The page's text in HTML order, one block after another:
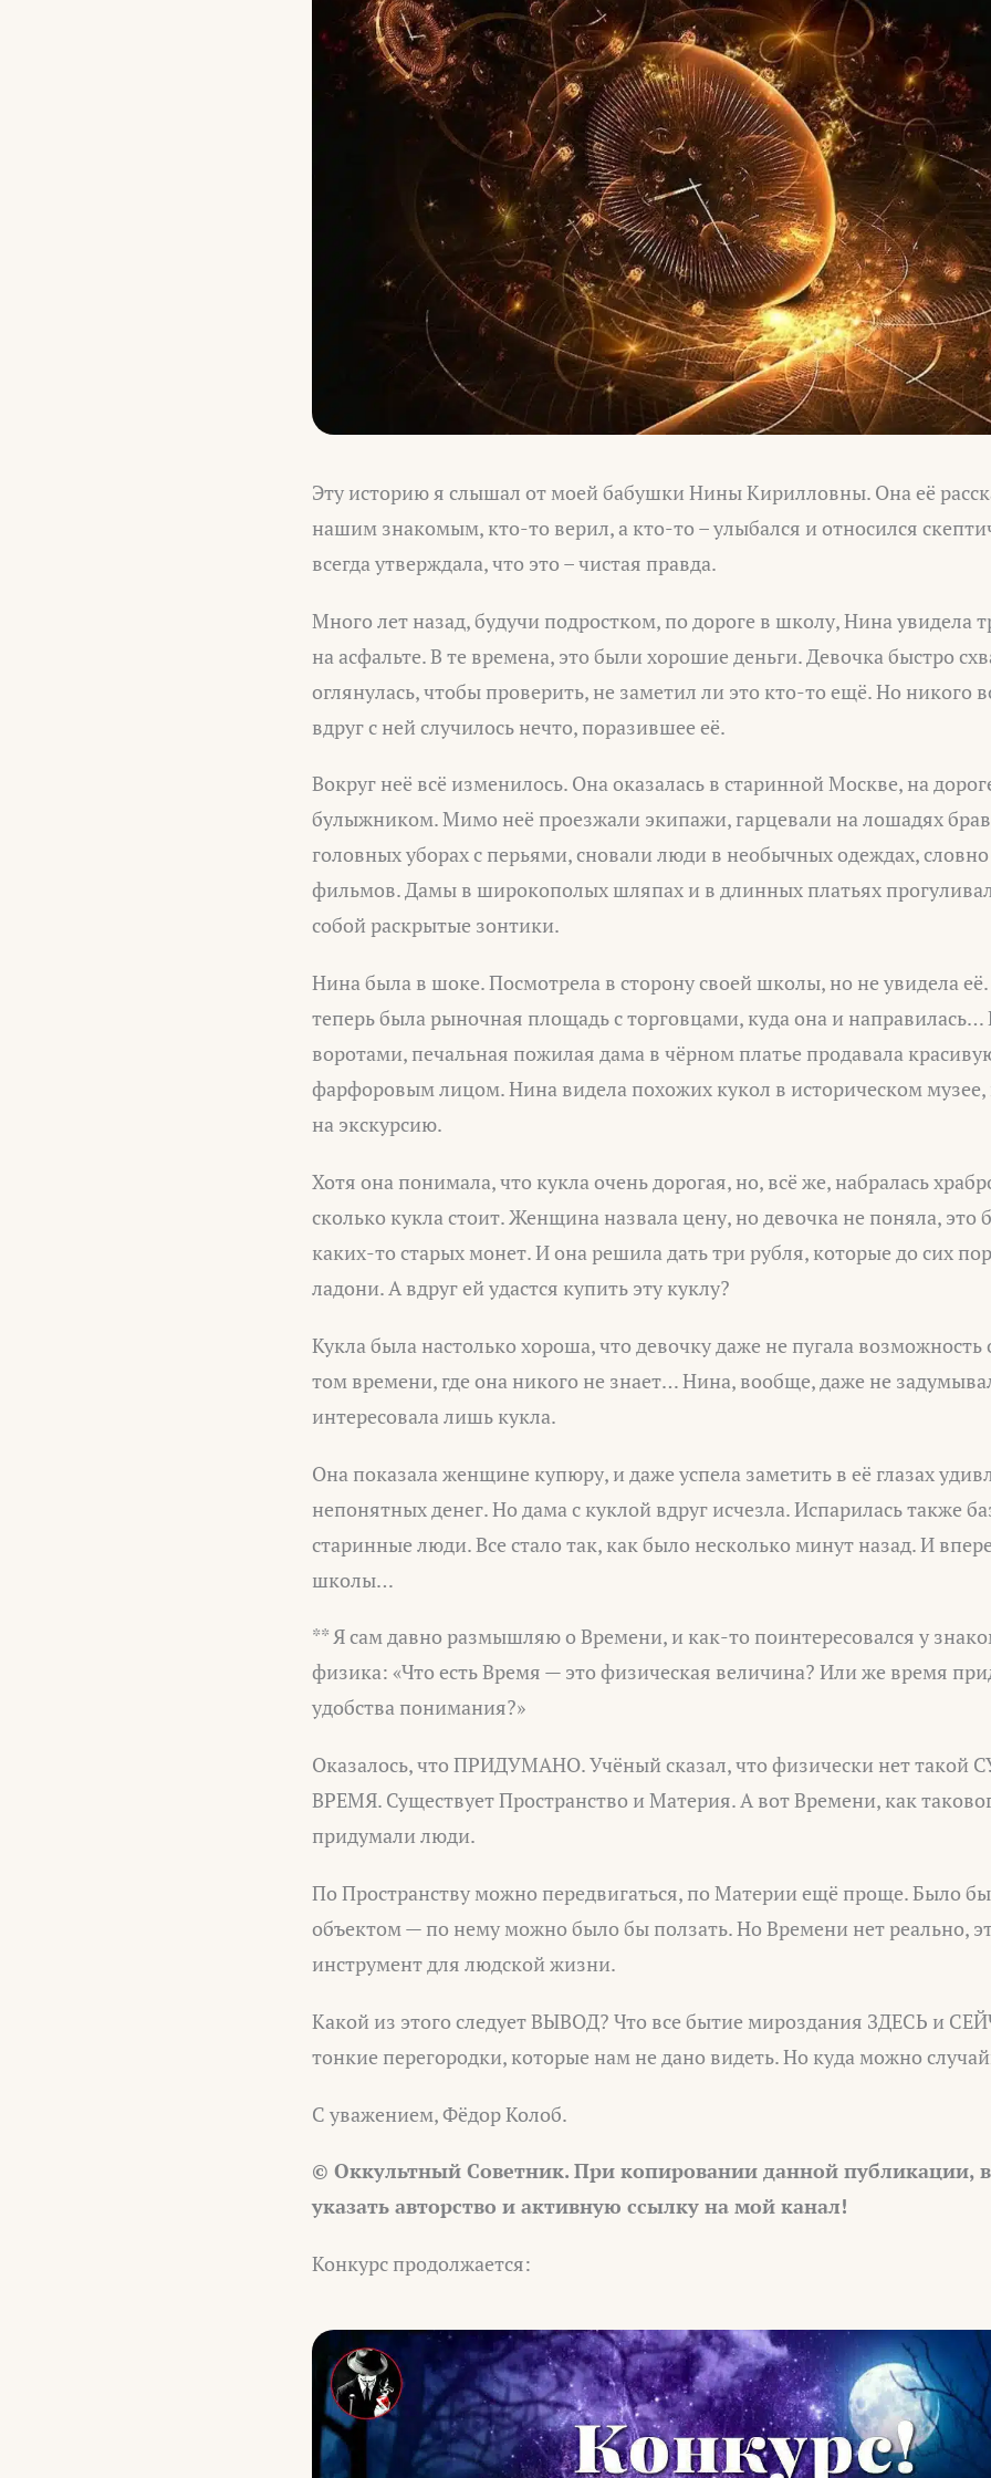
Эту историю я слышал от моей бабушки Нины Кирилловны. Она её
нашим знакомым, кто-то верил, а кто-то – улыбался и относился
всегда утверждала, что это – чистая правда.
Много лет назад, будучи подростком, по дороге в школу, Нина увидела
на асфальте. В те времена, это были хорошие деньги. Девочка быстро
оглянулась, чтобы проверить, не заметил ли это кто-то ещё. Но никого
вдруг с ней случилось нечто, поразившее её.
Вокруг неё всё изменилось. Она оказалась в старинной Москве, на
булыжником. Мимо неё проезжали экипажи, гарцевали на лошадях
головных уборах с перьями, сновали люди в необычных одеждах,
фильмов. Дамы в широкополых шляпах и в длинных платьях
собой раскрытые зонтики.
Нина была в шоке. Посмотрела в сторону своей школы, но не увидела
теперь была рыночная площадь с торговцами, куда она и направилась…
воротами, печальная пожилая дама в чёрном платье продавала
фарфоровым лицом. Нина видела похожих кукол в историческом музее,
на экскурсию.
Хотя она понимала, что кукла очень дорогая, но, всё же, набралась
сколько кукла стоит. Женщина назвала цену, но девочка не поняла, это
каких-то старых монет. И она решила дать три рубля, которые до сих
ладони. А вдруг ей удастся купить эту куклу?
Кукла была настолько хороша, что девочку даже не пугала возможность
том времени, где она никого не знает… Нина, вообще, даже не
интересовала лишь кукла.
Она показала женщине купюру, и даже успела заметить в её глазах
непонятных денег. Но дама с куклой вдруг исчезла. Испарилась также
старинные люди. Все стало так, как было несколько минут назад. И
школы…
** Я сам давно размышляю о Времени, и как-то поинтересовался у
физика: «Что есть Время — это физическая величина? Или же время
удобства понимания?»
Оказалось, что ПРИДУМАНО. Учёный сказал, что физически нет
ВРЕМЯ. Существует Пространство и Материя. А вот Времени, как
придумали люди.
По Пространству можно передвигаться, по Материи ещё проще. Было
объектом — по нему можно было бы ползать. Но Времени нет реально,
инструмент для людской жизни.
Какой из этого следует ВЫВОД? Что все бытие мироздания ЗДЕСЬ и
тонкие перегородки, которые нам не дано видеть. Но куда можно
С уважением, Фёдор Колоб.
© Оккультный Советник. При копировании данной публикации,
указать авторство и активную ссылку на мой канал!
Конкурс продолжается: